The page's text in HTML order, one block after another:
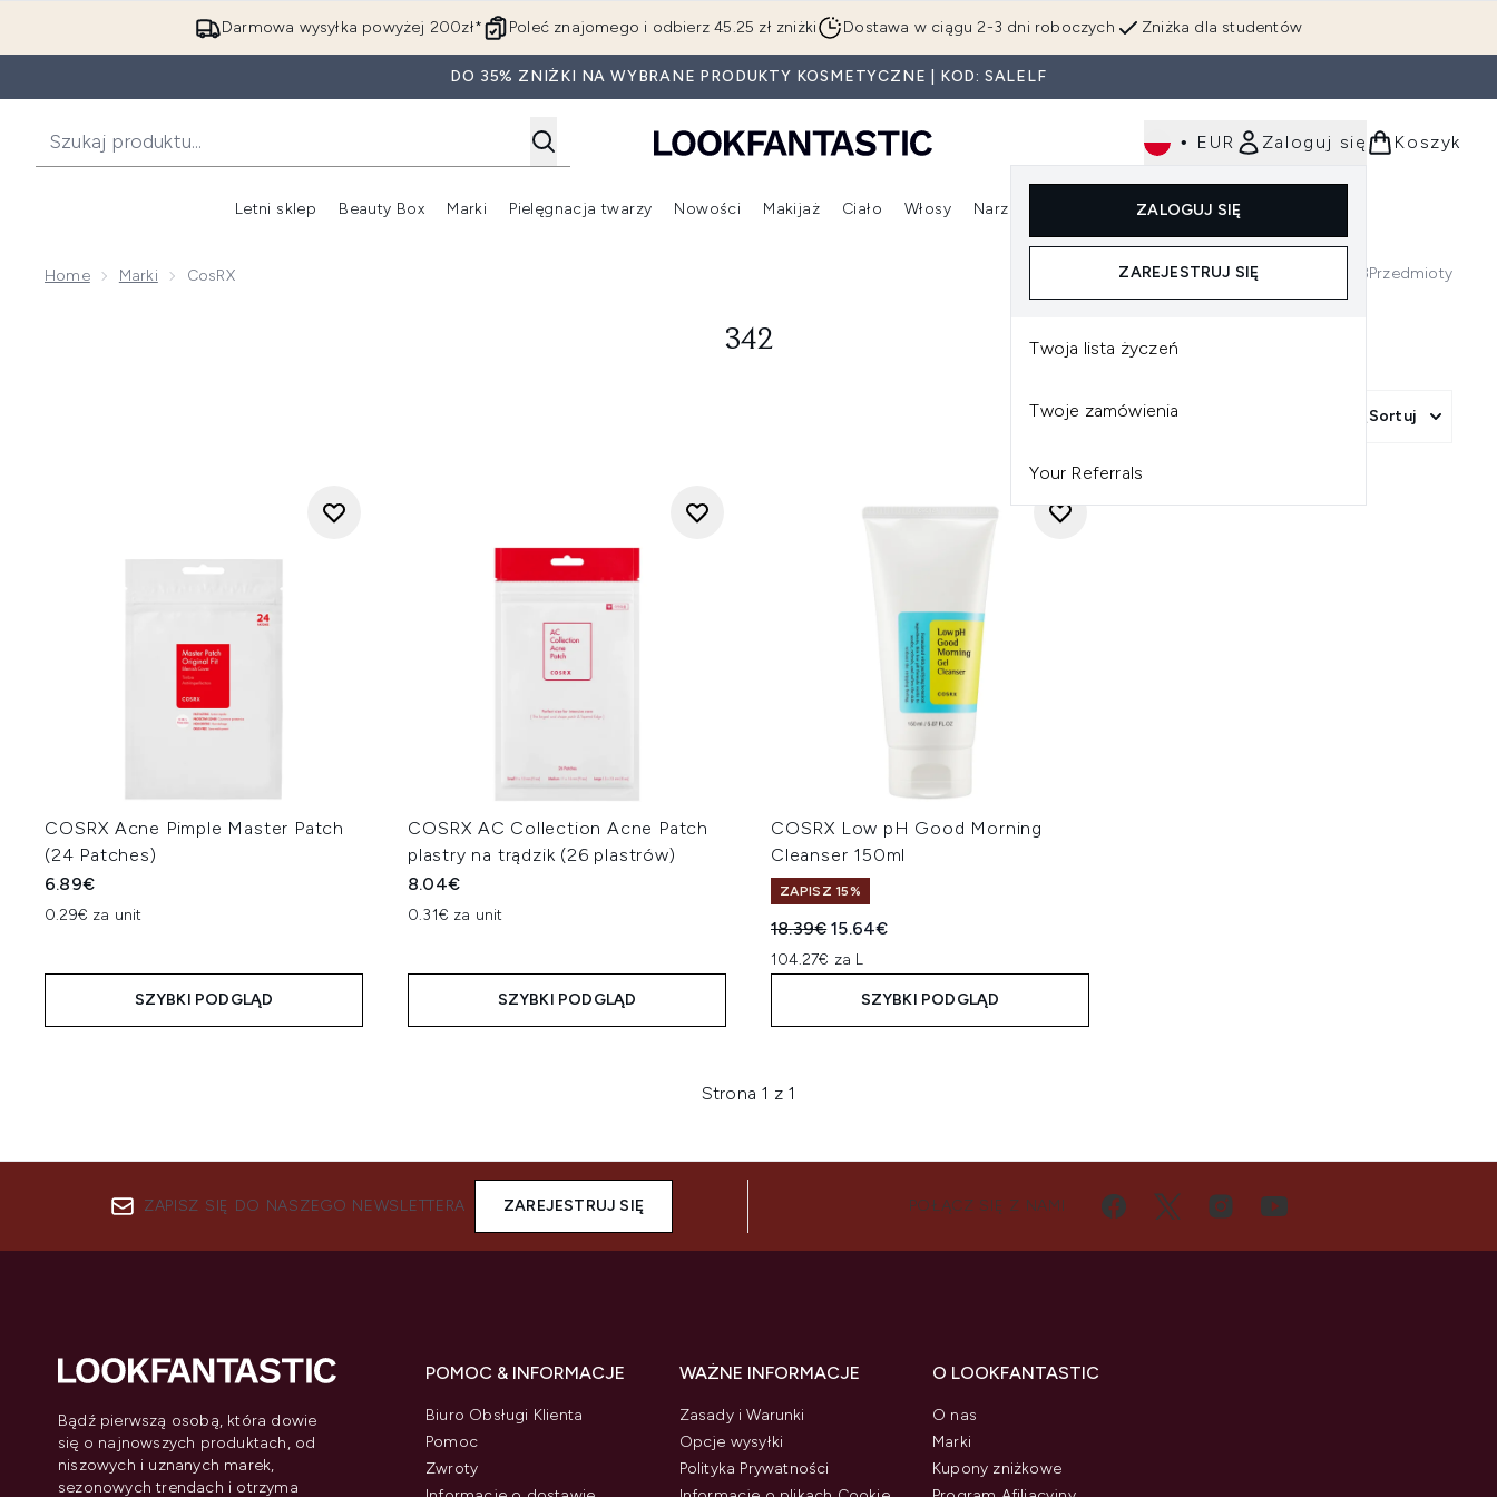
Przejdź do głównej treści
Darmowa wysyłka powyżej 200zł* Zniżka dla studentów
Poleć znajomego i odbierz 45.25 zł zniżki Dostawa w ciągu 2-3 dni roboczych
DO 35% ZNIŻKI NA WYBRANE PRODUKTY KOSMETYCZNE | KOD: SALELF
• EUR Zaloguj się
ZALOGUJ SIĘ
ZAREJESTRUJ SIĘ
Twoja lista życzeń
Twoje zamówienia
Your Referrals
Koszyk
Letni sklep Beauty Box
Wejdź do podmenu (Beauty Box)
Marki
Wejdź do podmenu (Marki)
Pielęgnacja twarzy
Wejdź do podmenu (Pielęgnacja twarzy)
Nowości
Wejdź do podmenu (Nowości)
Makijaż
Wejdź do podmenu (Makijaż)
Ciało Włosy
Wejdź do podmenu (Włosy)
Narzędzia
Wejdź do podmenu (Narzędzia)
Dla mężczyzn
Home Marki CosRX 3Przedmioty
342
Sortuj
COSRX Acne Pimple Master Patch
(24 Patches)
6.89€
0.29€ za unit
SZYBKI PODGLĄD
COSRX AC Collection Acne Patch
plastry na trądzik (26 plastrów)
8.04€
0.31€ za unit
SZYBKI PODGLĄD
COSRX Low pH Good Morning
Cleanser 150ml
ZAPISZ 15%
Sugerowana cena detaliczna:
18.39€Aktualna cena:
15.64€
104.27€ za L
SZYBKI PODGLĄD
Strona 1 z 1
ZAPISZ SIĘ DO NASZEGO NEWSLETTERA ZAREJESTRUJ SIĘ POŁĄCZ SIĘ Z NAMI
Bądź pierwszą osobą, która dowie
się o najnowszych produktach, od
niszowych i uznanych marek,
sezonowych trendach i otrzyma
POMOC & INFORMACJE
Biuro Obsługi Klienta
Pomoc
Zwroty
WAŻNE INFORMACJE
Zasady i Warunki
Opcje wysyłki
Polityka Prywatności
O LOOKFANTASTIC
O nas
Marki
Kupony zniżkowe